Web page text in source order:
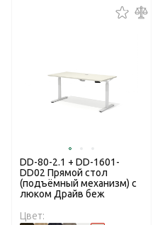
DD-80-2.1 + DD-1601-
DD02 Прямой стол
(подъёмный механизм) с
люком Драйв беж
Цвет: